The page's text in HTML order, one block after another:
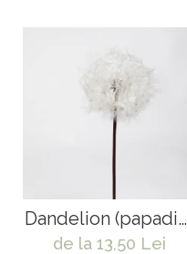
Dandelion (papadie)
white, artificial 63 X
de la 13,50 Lei